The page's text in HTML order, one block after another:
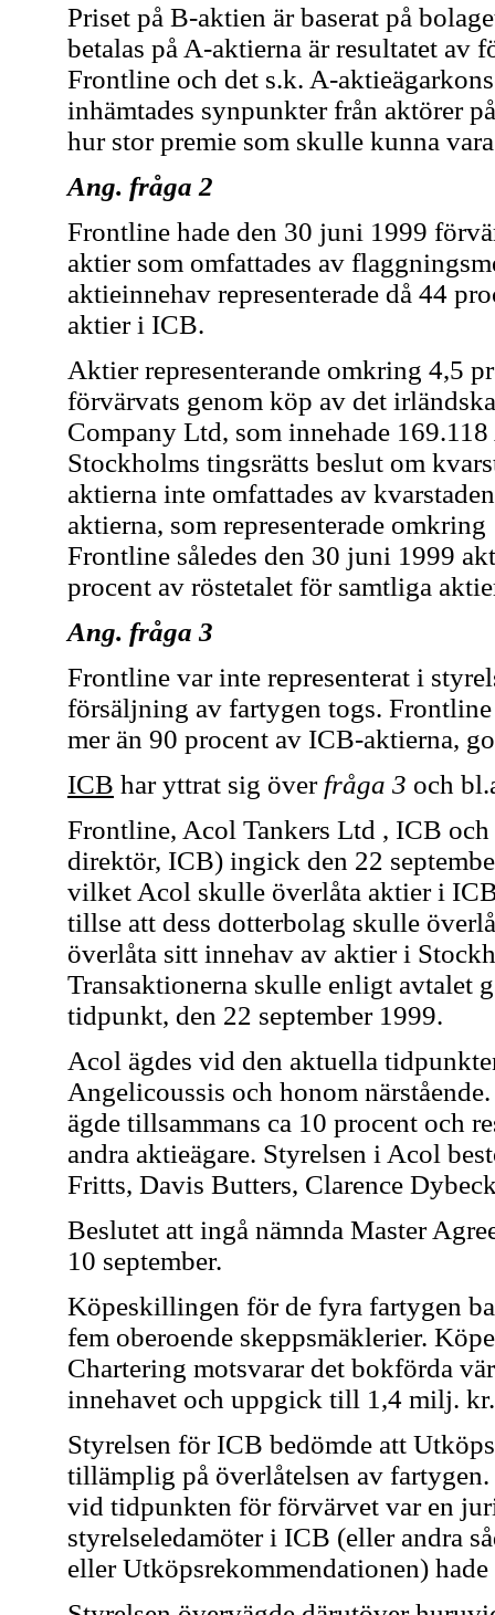
Priset på B-aktien är baserat på
betalas på A-aktierna är resultatet av
Frontline och det s.k. A-
inhämtades synpunkter från aktörer
hur stor premie som skulle kunna
Ang. fråga 2
Frontline hade den 30 juni 1999
aktier som omfattades av
aktieinnehav representerade då 44
aktier i ICB.
Aktier representerande omkring 4,5
förvärvats genom köp av det
Company Ltd, som innehade
Stockholms tingsrätts beslut om
aktierna inte omfattades av
aktierna, som representerade
Frontline således den 30 juni 1999
procent av röstetalet för samtliga
Ang. fråga 3
Frontline var inte representerat i
försäljning av fartygen togs.
mer än 90 procent av ICB-aktierna,
ICB har yttrat sig över fråga 3 och
Frontline, Acol Tankers Ltd , ICB
direktör, ICB) ingick den 22
vilket Acol skulle överlåta aktier i
tillse att dess dotterbolag skulle
överlåta sitt innehav av aktier i
Transaktionerna skulle enligt avtalet
tidpunkt, den 22 september 1999.
Acol ägdes vid den aktuella
Angelicoussis och honom
ägde tillsammans ca 10 procent och
andra aktieägare. Styrelsen i Acol
Fritts, Davis Butters, Clarence
Beslutet att ingå nämnda Master
10 september.
Köpeskillingen för de fyra fartygen
fem oberoende skeppsmäklerier.
Chartering motsvarar det bokförda
innehavet och uppgick till 1,4 milj. kr.
Styrelsen för ICB bedömde att
tillämplig på överlåtelsen av
vid tidpunkten för förvärvet var en
styrelseledamöter i ICB (eller andra
eller Utköpsrekommendationen)